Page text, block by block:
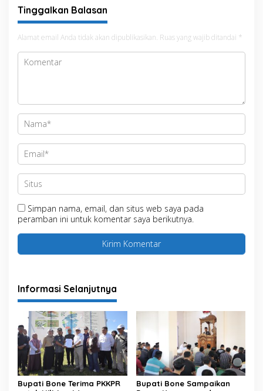
Tinggalkan Balasan
Alamat email Anda tidak akan dipublikasikan. Ruas yang wajib ditandai *
Simpan nama, email, dan situs web saya pada
peramban ini untuk komentar saya berikutnya.
Informasi Selanjutnya
Bupati Bone Terima PKKPR
Bupati Bone Sampaikan